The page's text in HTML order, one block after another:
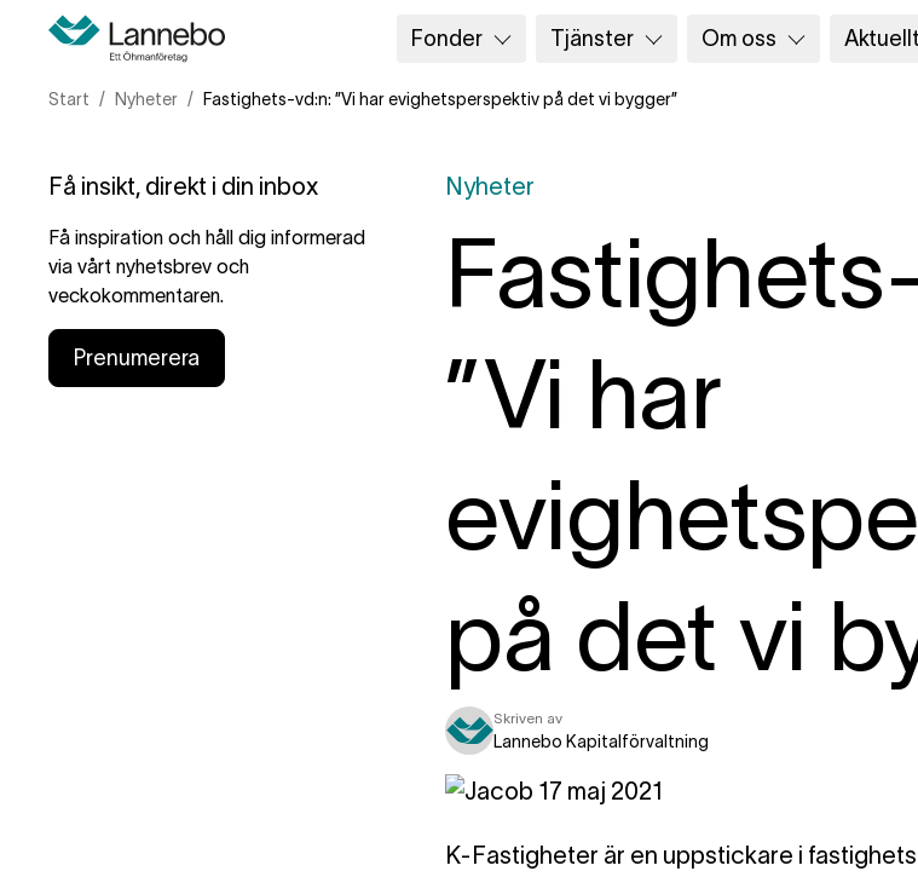
Fonder Tjänster Om oss Aktuellt
Start Nyheter Fastighets-vd:n: ”Vi har evighetsperspektiv på det vi bygger”
Få insikt, direkt i din inbox
Få inspiration och håll dig informerad
via vårt nyhetsbrev och
veckokommentaren.
Prenumerera
Nyheter
”Vi har
på det vi
Skriven av
Lannebo Kapitalförvaltning
K-Fastigheter är en uppstickare i